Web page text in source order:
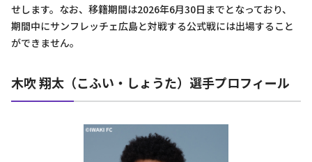
せします。なお、移籍期間は2026年6月30日までとなっており、
期間中にサンフレッチェ広島と対戦する公式戦には出場すること
ができません。
木吹 翔太（こふい・しょうた）選手プロフィール